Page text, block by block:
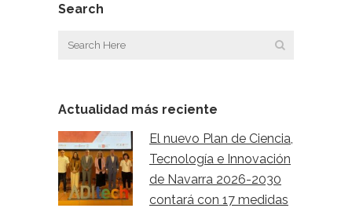
Search
Actualidad más reciente
El nuevo Plan de Ciencia,
Tecnología e Innovación
de Navarra 2026-2030
contará con 17 medidas